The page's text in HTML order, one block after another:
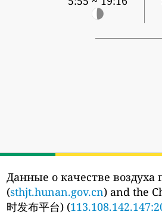
Данные о качестве воздуха
(sthjt.hunan.gov.cn) and the
时发布平台) (